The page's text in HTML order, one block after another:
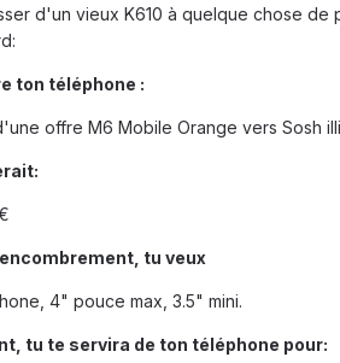
d'un vieux K610 à quelque chose de
ton téléphone :
offre M6 Mobile Orange vers Sosh
tu veux
4" pouce max, 3.5" mini.
tu te servira de ton téléphone pour: